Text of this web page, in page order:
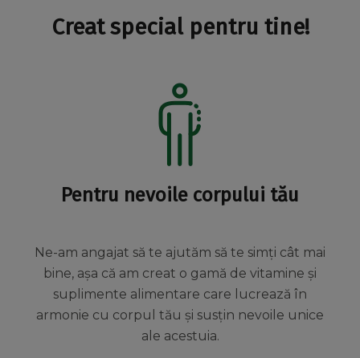
Creat special pentru tine!
Pentru nevoile corpului tău
Ne-am angajat să te ajutăm să te simți cât mai
bine, așa că am creat o gamă de vitamine și
suplimente alimentare care lucrează în
armonie cu corpul tău și susțin nevoile unice
ale acestuia.